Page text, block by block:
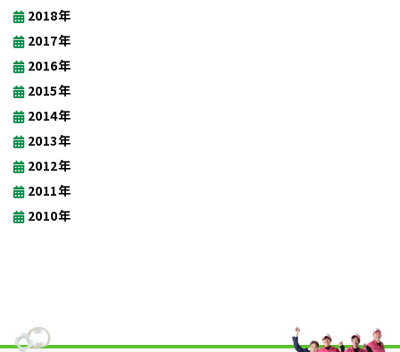
2018年
2017年
2016年
2015年
2014年
2013年
2012年
2011年
2010年